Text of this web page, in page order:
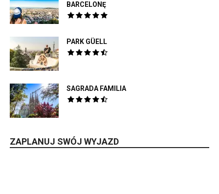
BARCELONĘ
PARK GÜELL
SAGRADA FAMILIA
ZAPLANUJ SWÓJ WYJAZD